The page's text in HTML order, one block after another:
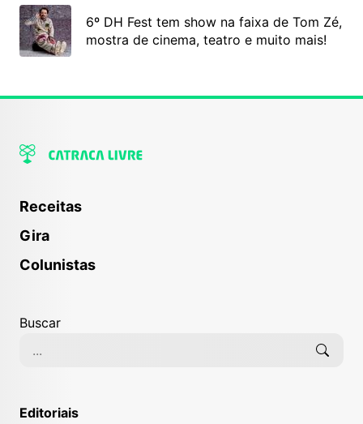
6º DH Fest tem show na faixa de Tom Zé,
mostra de cinema, teatro e muito mais!
Receitas
Gira
Colunistas
Buscar
Editoriais